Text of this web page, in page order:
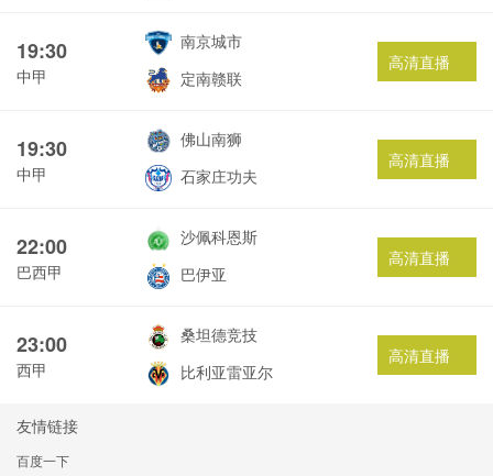
19:30
中甲
南京城市
定南赣联
高清直播
19:30
中甲
佛山南狮
石家庄功夫
高清直播
22:00
巴西甲
沙佩科恩斯
巴伊亚
高清直播
23:00
西甲
桑坦德竞技
比利亚雷亚尔
高清直播
友情链接
百度一下